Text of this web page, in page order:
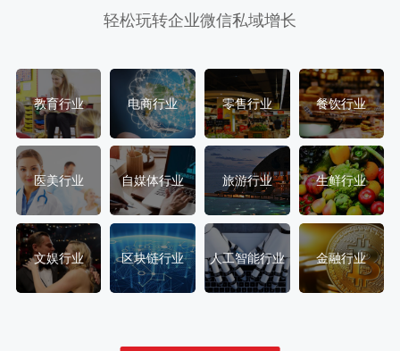
轻松玩转企业微信私域增长
教育行业 电商行业 零售行业 餐饮行业
医美行业 自媒体行业 旅游行业 生鲜行业
文娱行业 区块链行业 人工智能行业 金融行业